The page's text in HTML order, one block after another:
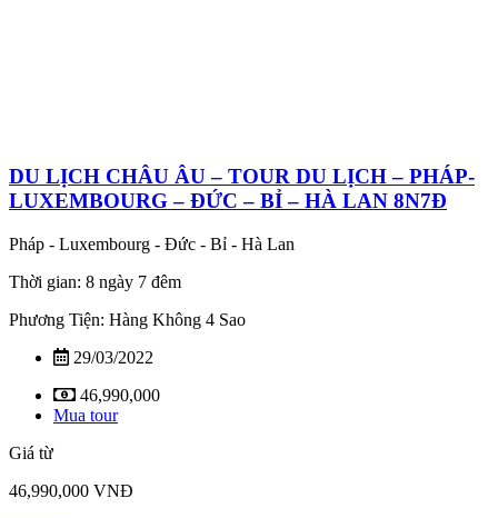
DU LỊCH CHÂU ÂU – TOUR DU LỊCH – PHÁP-
LUXEMBOURG – ĐỨC – BỈ – HÀ LAN 8N7Đ
Pháp - Luxembourg - Đức - Bỉ - Hà Lan
Thời gian: 8 ngày 7 đêm
Phương Tiện: Hàng Không 4 Sao
29/03/2022
46,990,000
Mua tour
Giá từ
46,990,000 VNĐ